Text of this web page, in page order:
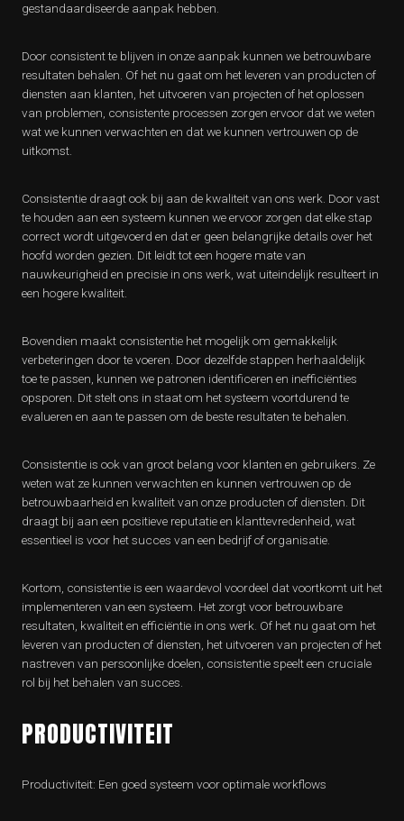
gestandaardiseerde aanpak hebben.
Door consistent te blijven in onze aanpak kunnen we betrouwbare
resultaten behalen. Of het nu gaat om het leveren van producten of
diensten aan klanten, het uitvoeren van projecten of het oplossen
van problemen, consistente processen zorgen ervoor dat we weten
wat we kunnen verwachten en dat we kunnen vertrouwen op de
uitkomst.
Consistentie draagt ook bij aan de kwaliteit van ons werk. Door vast
te houden aan een systeem kunnen we ervoor zorgen dat elke stap
correct wordt uitgevoerd en dat er geen belangrijke details over het
hoofd worden gezien. Dit leidt tot een hogere mate van
nauwkeurigheid en precisie in ons werk, wat uiteindelijk resulteert in
een hogere kwaliteit.
Bovendien maakt consistentie het mogelijk om gemakkelijk
verbeteringen door te voeren. Door dezelfde stappen herhaaldelijk
toe te passen, kunnen we patronen identificeren en inefficiënties
opsporen. Dit stelt ons in staat om het systeem voortdurend te
evalueren en aan te passen om de beste resultaten te behalen.
Consistentie is ook van groot belang voor klanten en gebruikers. Ze
weten wat ze kunnen verwachten en kunnen vertrouwen op de
betrouwbaarheid en kwaliteit van onze producten of diensten. Dit
draagt bij aan een positieve reputatie en klanttevredenheid, wat
essentieel is voor het succes van een bedrijf of organisatie.
Kortom, consistentie is een waardevol voordeel dat voortkomt uit het
implementeren van een systeem. Het zorgt voor betrouwbare
resultaten, kwaliteit en efficiëntie in ons werk. Of het nu gaat om het
leveren van producten of diensten, het uitvoeren van projecten of het
nastreven van persoonlijke doelen, consistentie speelt een cruciale
rol bij het behalen van succes.
PRODUCTIVITEIT
Productiviteit: Een goed systeem voor optimale workflows